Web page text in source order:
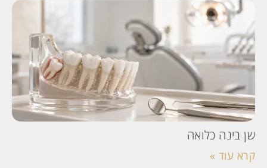
שן בינה כלואה
קרא עוד »